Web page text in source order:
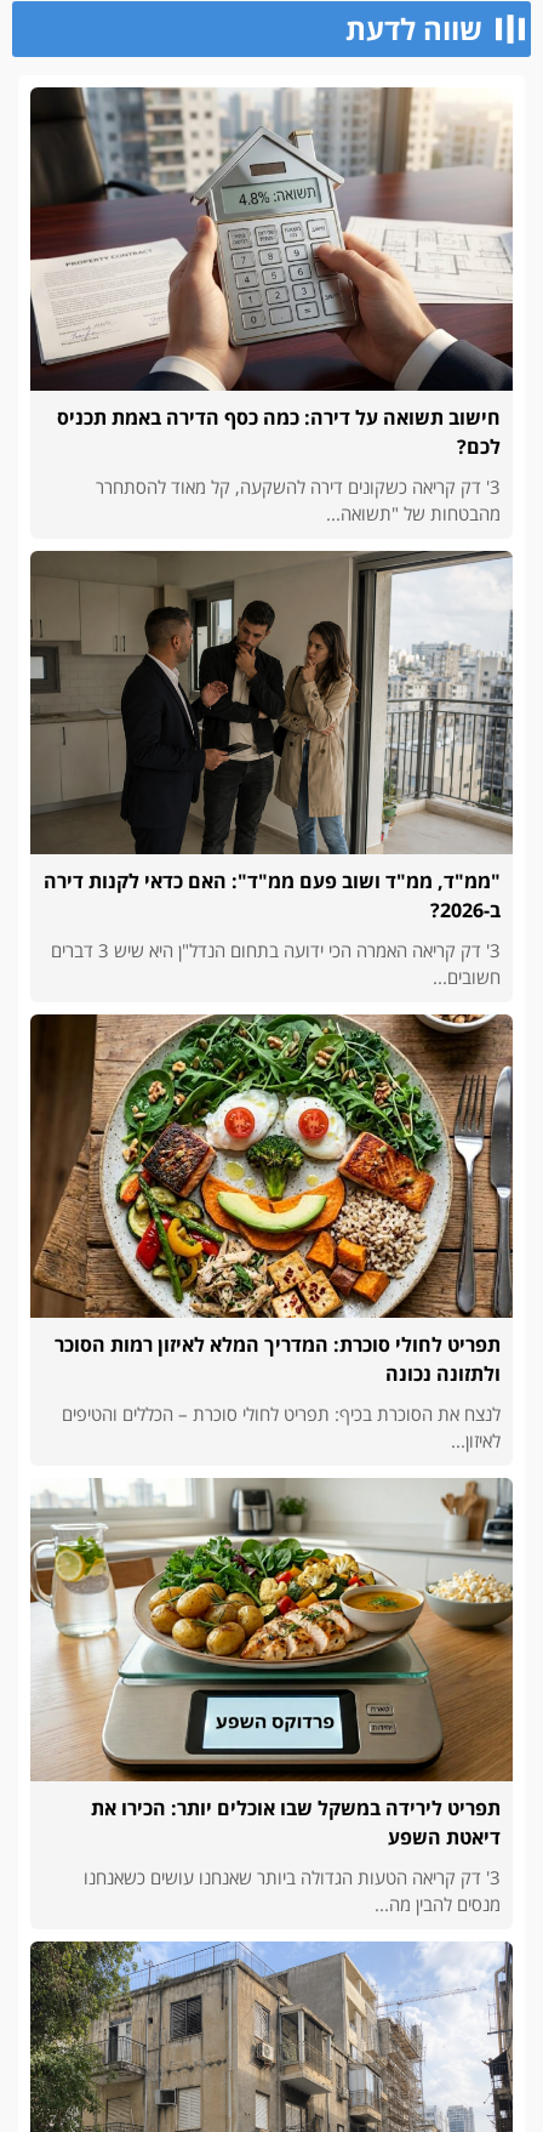
שווה לדעת
חישוב תשואה על דירה: כמה כסף הדירה באמת תכניס
לכם?
3' דק קריאה כשקונים דירה להשקעה, קל מאוד להסתחרר
מהבטחות של "תשואה...
"ממ"ד, ממ"ד ושוב פעם ממ"ד": האם כדאי לקנות דירה
ב-2026?
3' דק קריאה האמרה הכי ידועה בתחום הנדל"ן היא שיש 3 דברים
חשובים...
תפריט לחולי סוכרת: המדריך המלא לאיזון רמות הסוכר
ולתזונה נכונה
לנצח את הסוכרת בכיף: תפריט לחולי סוכרת – הכללים והטיפים
לאיזון...
תפריט לירידה במשקל שבו אוכלים יותר: הכירו את
דיאטת השפע
3' דק קריאה הטעות הגדולה ביותר שאנחנו עושים כשאנחנו
מנסים להבין מה...